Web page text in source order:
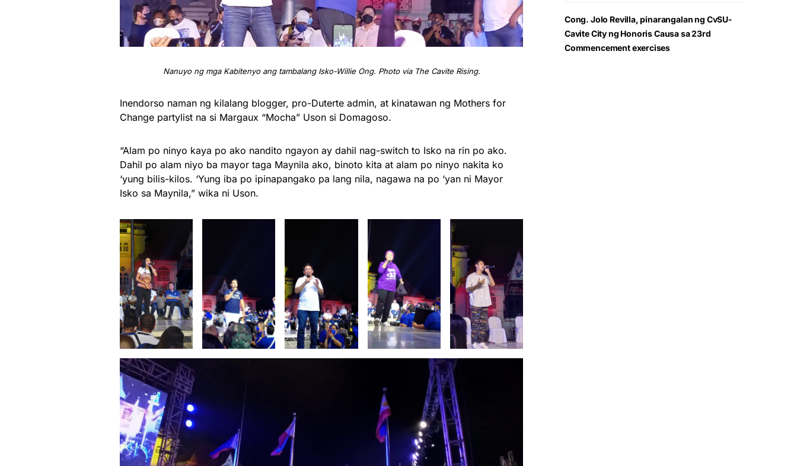
Nanuyo ng mga Kabitenyo ang tambalang Isko-Willie Ong. Photo via The Cavite Rising.
Inendorso naman ng kilalang blogger, pro-Duterte admin, at kinatawan ng Mothers for
Change partylist na si Margaux “Mocha” Uson si Domagoso.
“Alam po ninyo kaya po ako nandito ngayon ay dahil nag-switch to Isko na rin po ako.
Dahil po alam niyo ba mayor taga Maynila ako, binoto kita at alam po ninyo nakita ko
‘yung bilis-kilos. ‘Yung iba po ipinapangako pa lang nila, nagawa na po ‘yan ni Mayor
Isko sa Maynila,” wika ni Uson.
Cong. Jolo Revilla, pinarangalan ng CvSU-
Cavite City ng Honoris Causa sa 23rd
Commencement exercises